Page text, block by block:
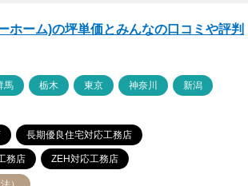
ホーム)の坪単価とみんなの口コミや評判
馬 栃木 東京 神奈川 新潟
長期優良住宅対応工務店
務店 ZEH対応工務店